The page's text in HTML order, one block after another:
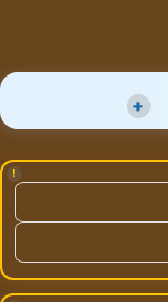
+
!